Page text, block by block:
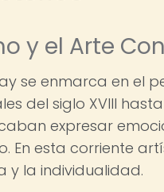
y el Arte
se enmarca en el
del siglo XVIII
expresar
En esta corriente
y la individualidad.